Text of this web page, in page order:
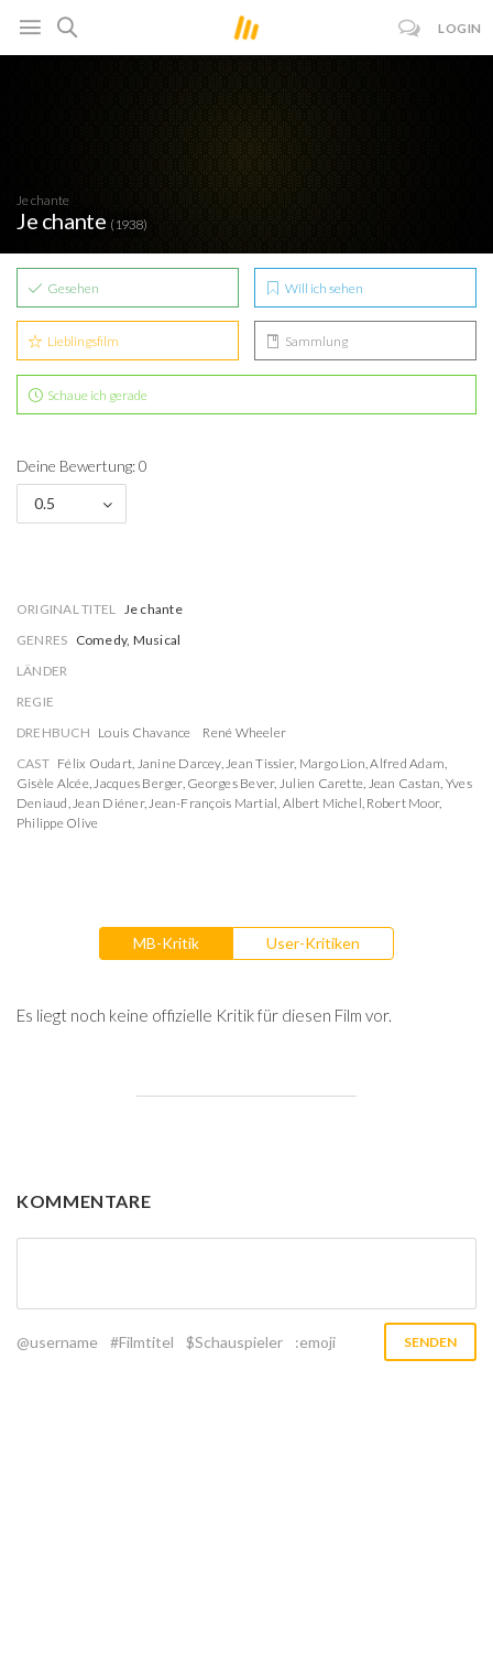
LOGIN
Je chante
Je chante (1938)
Gesehen Will ich sehen
Lieblingsfilm Sammlung
Schaue ich gerade
Deine Bewertung: 0
0.5
ORIGINAL TITEL Je chante
GENRES Comedy, Musical
LÄNDER
REGIE
DREHBUCH Louis Chavance
René Wheeler
CAST Félix Oudart, Janine Darcey,Jean Tissier, Margo Lion,Alfred Adam,
Gisèle Alcée,Jacques Berger, Georges Bever, Julien Carette, Jean Castan, Yves
Deniaud,Jean Diéner,Jean-François Martial, Albert Michel, Robert Moor,
Philippe Olive
MB-Kritik User-Kritiken
Es liegt noch keine offizielle Kritik für diesen Film vor.
KOMMENTARE
@username #Filmtitel $Schauspieler :emoji